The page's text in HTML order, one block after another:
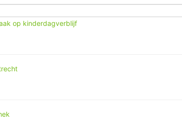
op kinderdagverblijf